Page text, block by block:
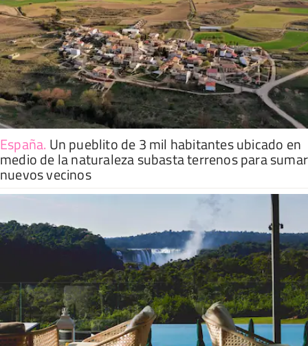
España. Un pueblito de 3 mil habitantes ubicado en
medio de la naturaleza subasta terrenos para sumar
nuevos vecinos